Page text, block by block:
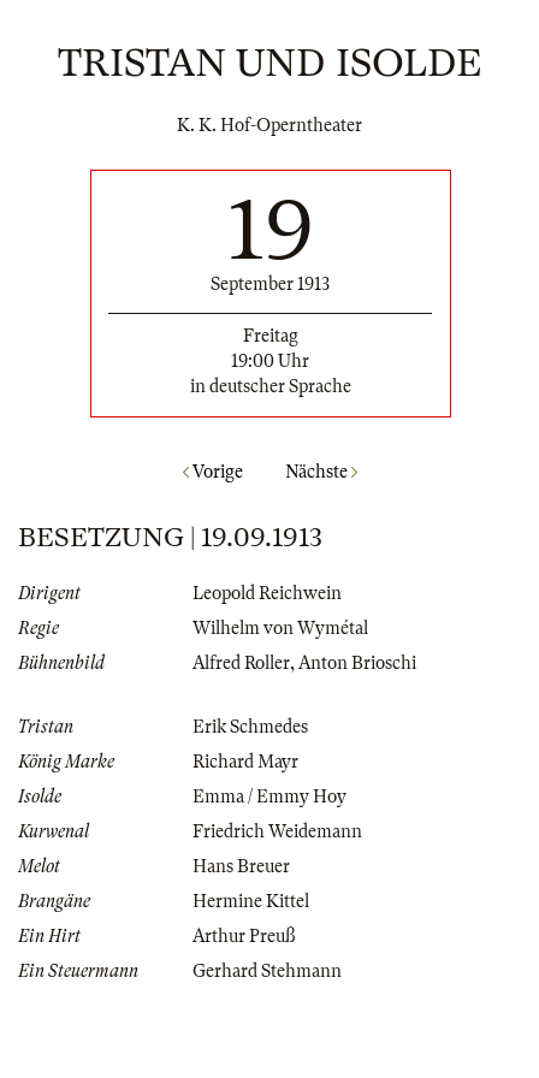
TRISTAN UND ISOLDE
K. K. Hof-Operntheater
19
September 1913
Freitag
19:00 Uhr
in deutscher Sprache
Vorige Nächste
BESETZUNG | 19.09.1913
Dirigent
Leopold Reichwein
Regie
Wilhelm von Wymétal
Bühnenbild
Alfred Roller,Anton Brioschi
Tristan
Erik Schmedes
König Marke
Richard Mayr
Isolde
Emma / Emmy Hoy
Kurwenal
Friedrich Weidemann
Melot
Hans Breuer
Brangäne
Hermine Kittel
Ein Hirt
Arthur Preuß
Ein Steuermann
Gerhard Stehmann